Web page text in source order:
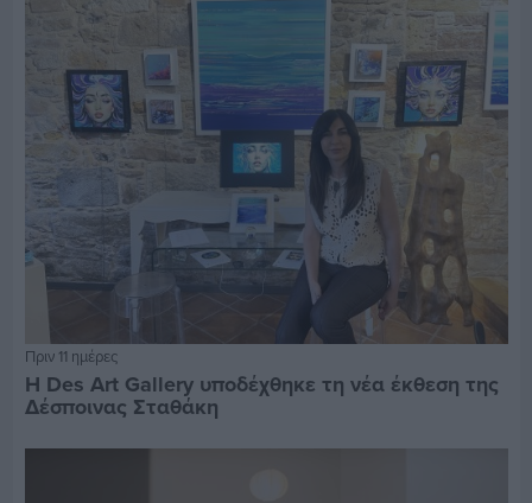
Πριν 11 ημέρες
Η Des Art Gallery υποδέχθηκε τη νέα έκθεση της
Δέσποινας Σταθάκη